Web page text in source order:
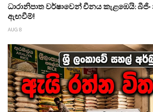
ධාරානිපාත වර්ෂාවෙන් චීනය කැළඹෙයි:
ඇඟවීම්!
AUG 8